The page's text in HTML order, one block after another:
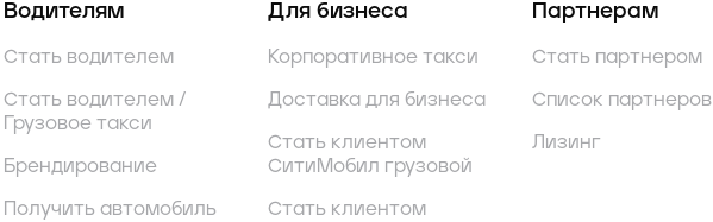
Водителям
Стать водителем
Стать водителем /
Грузовое такси
Брендирование
Получить автомобиль
Для бизнеса
Корпоративное такси
Доставка для бизнеса
Стать клиентом
СитиМобил грузовой
Стать клиентом
Партнерам
Стать партнером
Список партнеров
Лизинг